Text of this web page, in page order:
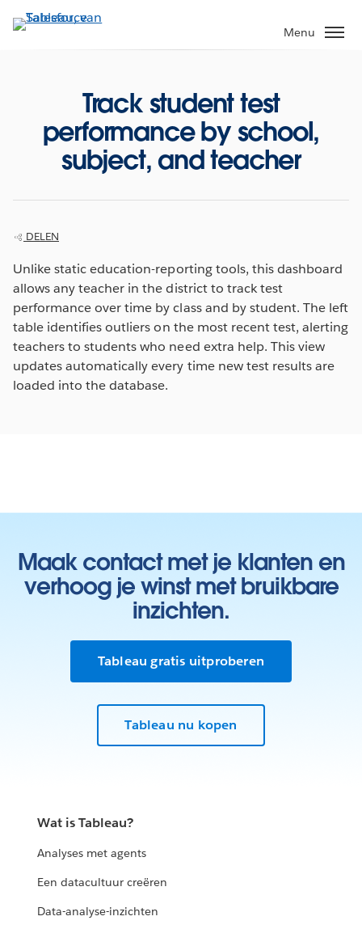
Verder
naar
Menu
Track student test
performance by school,
subject, and teacher
DELEN
Unlike static education-reporting tools, this dashboard
allows any teacher in the district to track test
performance over time by class and by student. The left
table identifies outliers on the most recent test, alerting
teachers to students who need extra help. This view
updates automatically every time new test results are
loaded into the database.
Maak contact met je klanten en
verhoog je winst met bruikbare
inzichten.
Tableau gratis uitproberen
Tableau nu kopen
Wat is Tableau?
Analyses met agents
Een datacultuur creëren
Data-analyse-inzichten